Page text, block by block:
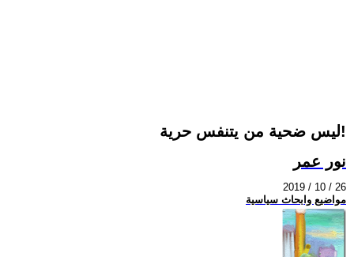
ليس ضحية من يتنفس حرية!
نور عمر
2019 / 10 / 26
مواضيع وابحاث سياسية